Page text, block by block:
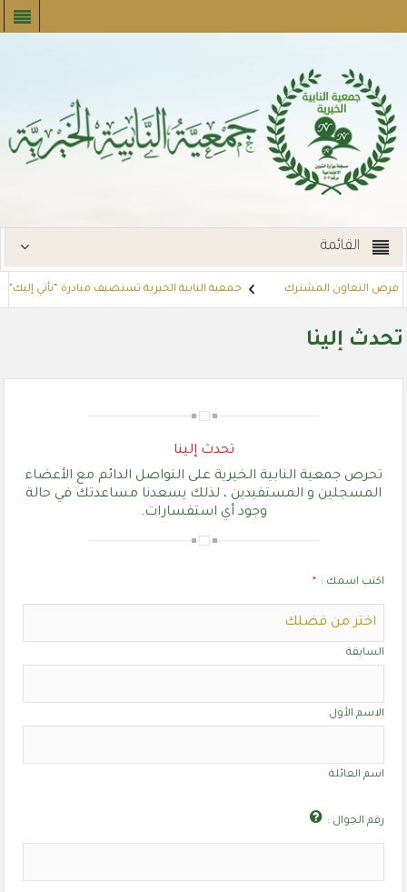
القائمة
فرص التعاون المشترك جمعية النابية الخيرية تستضيف مبادرة “نأتي إليك”
تحدث إلينا
تحدث إلينا
تحرص جمعية النابية الخيرية على التواصل الدائم مع الأعضاء
المسجلين و المستفيدين ، لذلك يسعدنا مساعدتك في حالة
وجود أي استفسارات.
اكتب اسمك : *
السابقة
الاسم الأول
اسم العائلة
رقم الجوال :